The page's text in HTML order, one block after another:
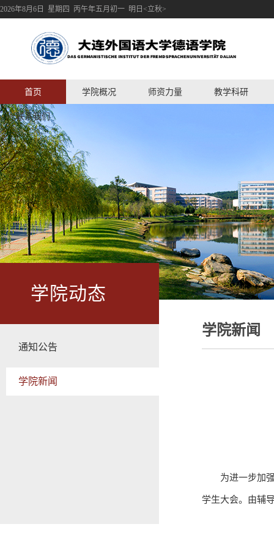
2026年8月6日 星期四 丙午年五月初一 明日<立秋>
首页 学院概况 师资力量 教学科研
联系我们
学院动态
通知公告
学院新闻
学院新闻
为进一步加
学生大会。由辅